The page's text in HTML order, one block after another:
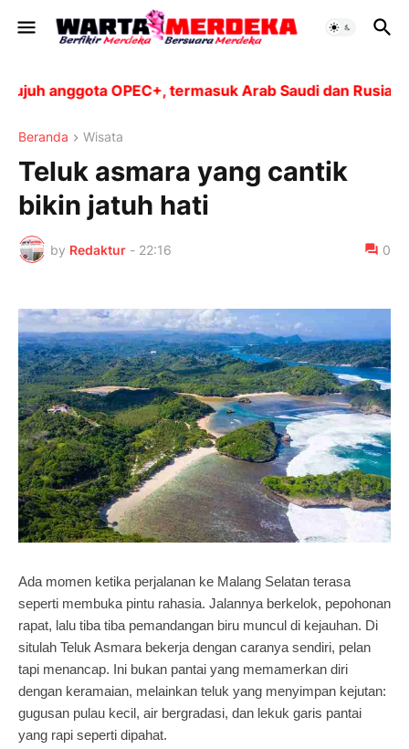
anggota OPEC+, termasuk Arab Saudi dan Rusia,
Beranda Wisata
Teluk asmara yang cantik
bikin jatuh hati
by Redaktur - 22:16 0
Ada momen ketika perjalanan ke Malang Selatan terasa
seperti membuka pintu rahasia. Jalannya berkelok, pepohonan
rapat, lalu tiba tiba pemandangan biru muncul di kejauhan. Di
situlah Teluk Asmara bekerja dengan caranya sendiri, pelan
tapi menancap. Ini bukan pantai yang memamerkan diri
dengan keramaian, melainkan teluk yang menyimpan kejutan:
gugusan pulau kecil, air bergradasi, dan lekuk garis pantai
yang rapi seperti dipahat.